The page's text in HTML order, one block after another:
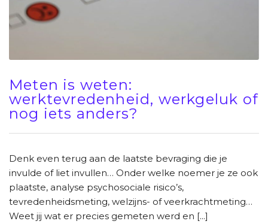
Meten is weten:
werktevredenheid, werkgeluk of
nog iets anders?
Denk even terug aan de laatste bevraging die je
invulde of liet invullen… Onder welke noemer je ze ook
plaatste, analyse psychosociale risico’s,
tevredenheidsmeting, welzijns- of veerkrachtmeting…
Weet jij wat er precies gemeten werd en [...]